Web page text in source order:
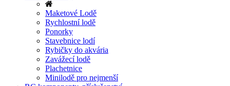
Maketové Lodě
Rychlostní lodě
Ponorky
Stavebnice lodí
Rybičky do akvária
Zavážecí lodě
Plachetnice
Minilodě pro nejmenší